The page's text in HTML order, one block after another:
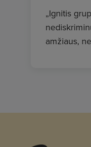
„Ignitis
amžiaus,